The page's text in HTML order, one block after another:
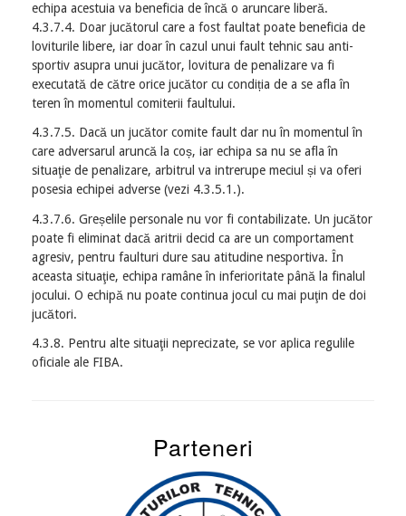
echipa acestuia va beneficia de încă o aruncare liberă.
4.3.7.4. Doar jucătorul care a fost faultat poate beneficia de
loviturile libere, iar doar în cazul unui fault tehnic sau anti-
sportiv asupra unui jucător, lovitura de penalizare va fi
executată de către orice jucător cu condiția de a se afla în
teren în momentul comiterii faultului.
4.3.7.5. Dacă un jucător comite fault dar nu în momentul în
care adversarul aruncă la coș, iar echipa sa nu se afla în
situaţie de penalizare, arbitrul va intrerupe meciul și va oferi
posesia echipei adverse (vezi 4.3.5.1.).
4.3.7.6. Greșelile personale nu vor fi contabilizate. Un jucător
poate fi eliminat dacă aritrii decid ca are un comportament
agresiv, pentru faulturi dure sau atitudine nesportiva. În
aceasta situaţie, echipa ramâne în inferioritate până la finalul
jocului. O echipă nu poate continua jocul cu mai puţin de doi
jucători.
4.3.8. Pentru alte situaţii neprecizate, se vor aplica regulile
oficiale ale FIBA.
Parteneri